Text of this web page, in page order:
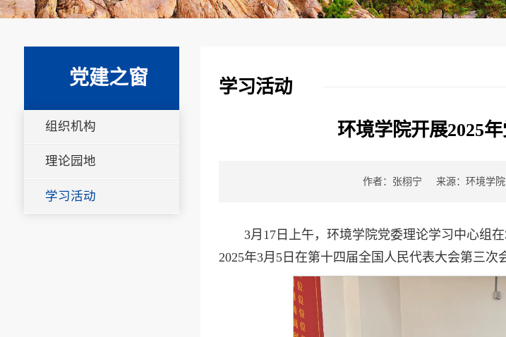
党建之窗
组织机构
理论园地
学习活动
学习活动
环境学院开展2025
作者：张栩宁 来源：环境学院
3月17日上午，环境学院党委理论学习中心组
2025年3月5日在第十四届全国人民代表大会第三次